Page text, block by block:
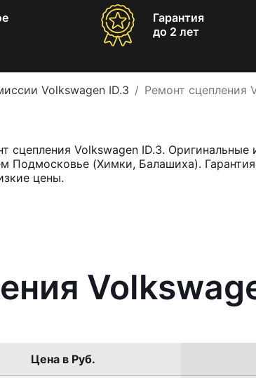
Гарантия
до 2 лет
Volkswagen ID.3 Ремонт сцепления
Volkswagen ID.3. Оригинальные
(Химки, Балашиха).
цены.
Цена в Руб.